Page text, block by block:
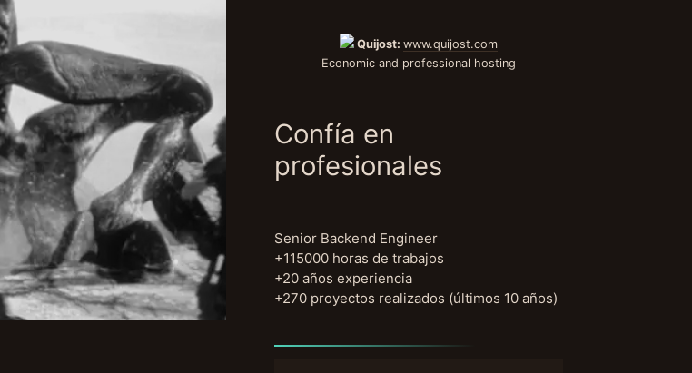
Quijost: www.quijost.com
Economic and professional hosting
Confía en
profesionales
Senior Backend Engineer
+115000 horas de trabajos
+20 años experiencia
+270 proyectos realizados (últimos 10 años)